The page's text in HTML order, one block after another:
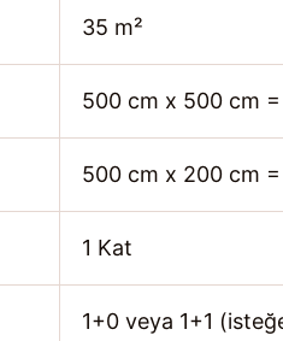
35 m²
500 cm x 500 cm =
500 cm x 200 cm =
1 Kat
1+0 veya 1+1